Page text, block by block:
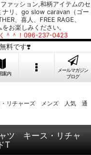
ァッション,和柄アイテムのセ
ナリ、go slow caravan（ゴー
、喜人、FREE RAGE、
お楽しみください。
＾＾！096-237-0423
料です❣️
案内
メールマガジン
ブログ
・リチャーズ メンズ 人気 通
ツ キース・リチャ
T